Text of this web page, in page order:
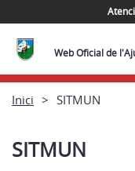
Web Oficial de
Inici SITMUN
SITMUN